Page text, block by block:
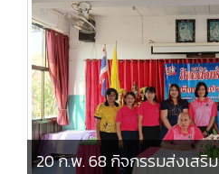
20 ก.พ. 68 กิจกรรมส่งเสริ